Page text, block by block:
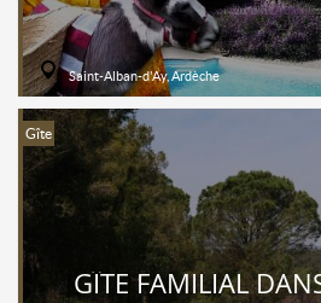
Saint-Alban-d'Ay, Ardèche
Gîte
GÎTE FAMILIAL